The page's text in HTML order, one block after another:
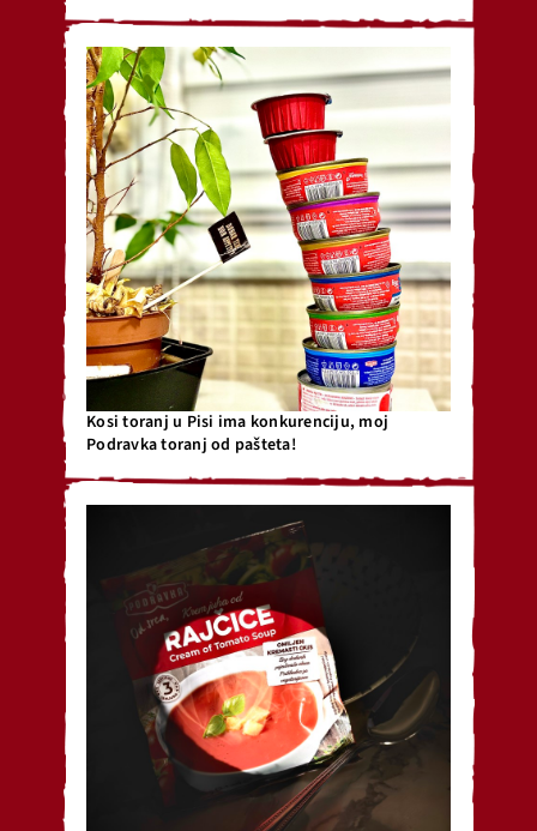
Kosi toranj u Pisi ima konkurenciju, moj
Podravka toranj od pašteta!